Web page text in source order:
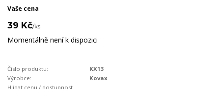
Vaše cena
39 Kč/ks
Momentálně není k dispozici
Číslo produktu:
KX13
Výrobce:
Kovax
Hlídat cenu / dostupnost